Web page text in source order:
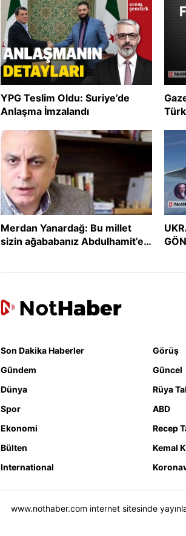
YPG Teslim Oldu: Suriye’de
Anlaşma İmzalandı
Merdan Yanardağ: Bu millet
sizin ağababanız Abdulhamit’e
Son Dakika Haberler
Gündem
Dünya
Spor
Ekonomi
Bülten
International
Görüş
Güncel
Rüya
ABD
Recep
Kemal
www.nothaber.com internet sitesinde